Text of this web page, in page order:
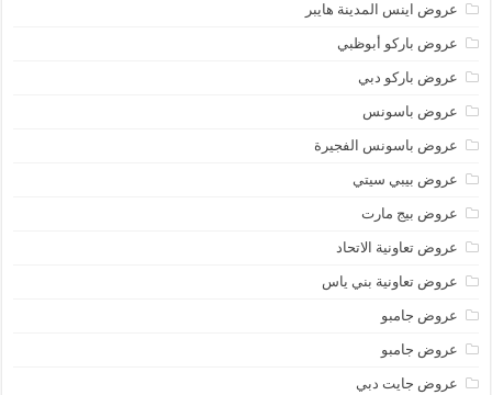
عروض اينس المدينة هايبر
عروض باركو أبوظبي
عروض باركو دبي
عروض باسونس
عروض باسونس الفجيرة
عروض بيبي سيتي
عروض بيج مارت
عروض تعاونية الاتحاد
عروض تعاونية بني ياس
عروض جامبو
عروض جامبو
عروض جايت دبي